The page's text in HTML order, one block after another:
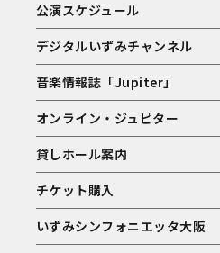
公演スケジュール
デジタルいずみチャンネル
音楽情報誌「Jupiter」
オンライン・ジュピター
貸しホール案内
チケット購入
いずみシンフォニエッタ大阪